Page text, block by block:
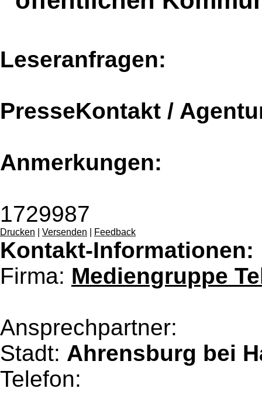
Leseranfragen:
PresseKontakt /
Anmerkungen:
1729987
Drucken Versenden Feedback
Kontakt-Informationen:
Firma: Mediengruppe
Ansprechpartner:
Stadt: Ahrensburg bei
Telefon: